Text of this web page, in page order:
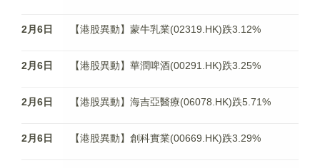
2月6日 【港股異動】蒙牛乳業(02319.HK)跌3.12%
2月6日 【港股異動】華潤啤酒(00291.HK)跌3.25%
2月6日 【港股異動】海吉亞醫療(06078.HK)跌5.71%
2月6日 【港股異動】創科實業(00669.HK)跌3.29%